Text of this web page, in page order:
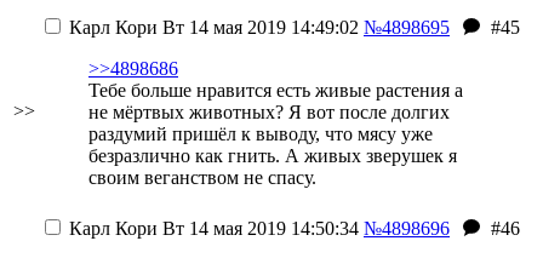
>>
Карл Кори Вт 14 мая 2019 14:49:02 №4898695
#45
>>4898686
Тебе больше нравится есть живые растения а
не мёртвых животных? Я вот после долгих
раздумий пришёл к выводу, что мясу уже
безразлично как гнить. А живых зверушек я
своим веганством не спасу.
Карл Кори Вт 14 мая 2019 14:50:34 №4898696
#46